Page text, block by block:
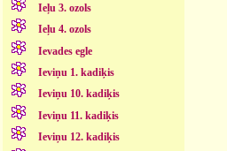
Ieļu 3. ozols
Ieļu 4. ozols
Ievades egle
Ieviņu 1. kadiķis
Ieviņu 10. kadiķis
Ieviņu 11. kadiķis
Ieviņu 12. kadiķis